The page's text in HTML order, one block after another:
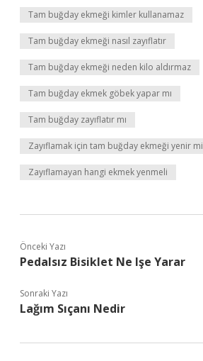
Tam buğday ekmeği kimler kullanamaz
Tam buğday ekmeği nasıl zayıflatır
Tam buğday ekmeği neden kilo aldırmaz
Tam buğday ekmek göbek yapar mı
Tam buğday zayıflatır mı
Zayıflamak için tam buğday ekmeği yenir mi
Zayıflamayan hangi ekmek yenmeli
Önceki Yazı
Pedalsız Bisiklet Ne Işe Yarar
Sonraki Yazı
Lağım Sıçanı Nedir